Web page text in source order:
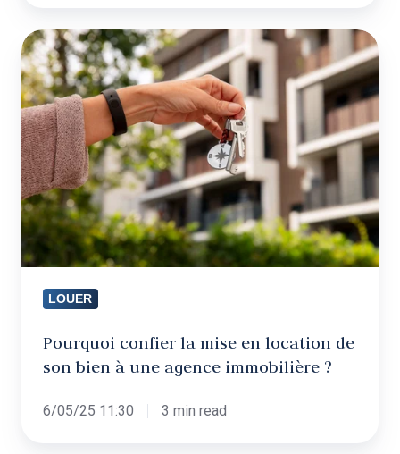
Pourquoi
confier
la
mise
en
location
de
son
bien
à
une
immobilière
LOUER
Pourquoi confier la mise en location de
son bien à une agence immobilière ?
6/05/25 11:30 3 min read